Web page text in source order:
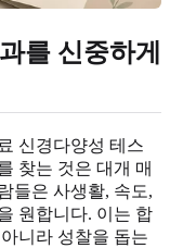
를 신중하게
신경다양성 테스
찾는 것은 대개 매
들은 사생활, 속도,
원합니다. 이는 합
니라 성찰을 돕는